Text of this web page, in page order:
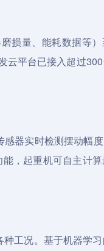
损量、能耗数据等
云平台已接入超过
器实时检测摆动幅
，起重机可自主计
工况。基于机器学